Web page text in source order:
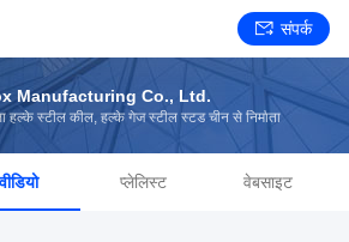
संपर्क
Luox Manufacturing Co., Ltd.
हल्के स्टील कील, हल्के गेज स्टील स्टड चीन से निर्माता
प्लेलिस्ट वेबसाइट